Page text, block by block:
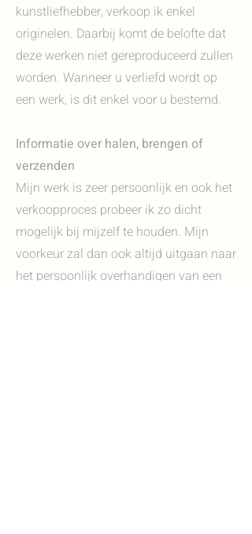
kunstliefhebber, verkoop ik enkel
originelen. Daarbij komt de belofte dat
deze werken niet gereproduceerd zullen
worden. Wanneer u verliefd wordt op
een werk, is dit enkel voor u bestemd.
Informatie over halen, brengen of
verzenden
Mijn werk is zeer persoonlijk en ook het
verkoopproces probeer ik zo dicht
mogelijk bij mijzelf te houden. Mijn
voorkeur zal dan ook altijd uitgaan naar
het persoonlijk overhandigen van een